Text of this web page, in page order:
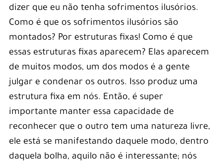
dizer que eu não tenha sofrimentos ilusórios.
Como é que os sofrimentos ilusórios são
montados? Por estruturas fixas! Como é que
essas estruturas fixas aparecem? Elas aparecem
de muitos modos, um dos modos é a gente
julgar e condenar os outros. Isso produz uma
estrutura fixa em nós. Então, é super
importante manter essa capacidade de
reconhecer que o outro tem uma natureza livre,
ele está se manifestando daquele modo, dentro
daquela bolha, aquilo não é interessante; nós